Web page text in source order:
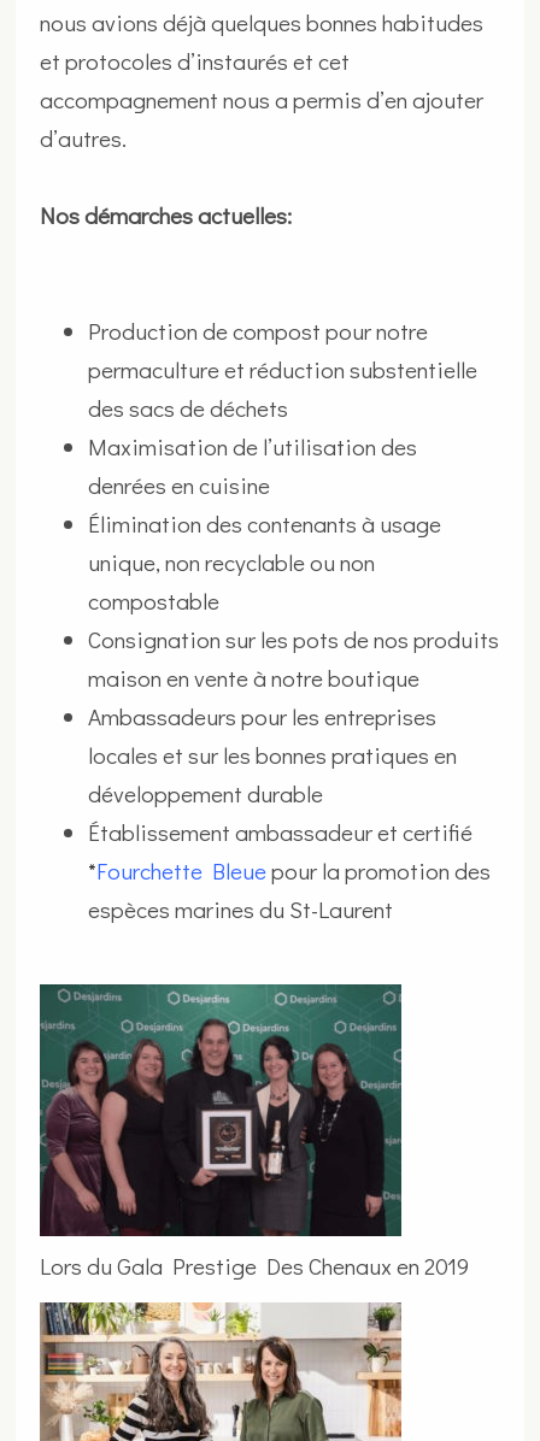
nous avions déjà quelques bonnes habitudes
et protocoles d’instaurés et cet
accompagnement nous a permis d’en ajouter
d’autres.
Nos démarches actuelles:
Production de compost pour notre
permaculture et réduction substentielle
des sacs de déchets
Maximisation de l’utilisation des
denrées en cuisine
Élimination des contenants à usage
unique, non recyclable ou non
compostable
Consignation sur les pots de nos produits
maison en vente à notre boutique
Ambassadeurs pour les entreprises
locales et sur les bonnes pratiques en
développement durable
Établissement ambassadeur et certifié
*Fourchette Bleuepour la promotion des
espèces marines du St-Laurent
Lors du Gala Prestige Des Chenaux en 2019